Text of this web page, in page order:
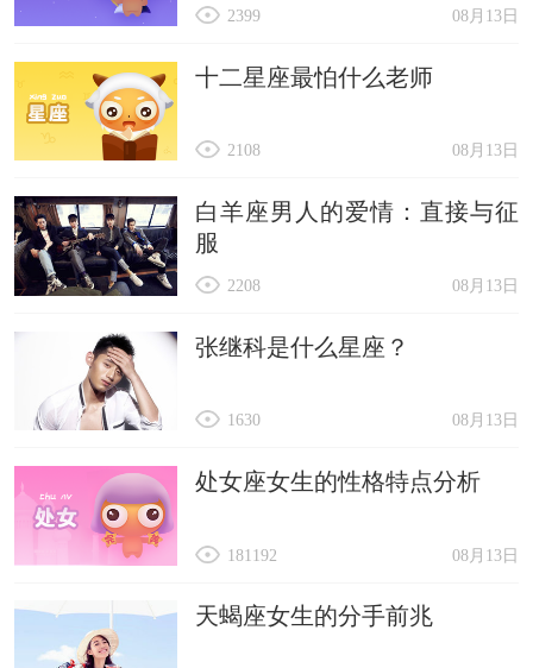
08月13日
2399
十二星座最怕什么老师
08月13日
2108
白羊座男人的爱情：直接与征
服
08月13日
2208
张继科是什么星座？
08月13日
1630
处女座女生的性格特点分析
08月13日
181192
天蝎座女生的分手前兆